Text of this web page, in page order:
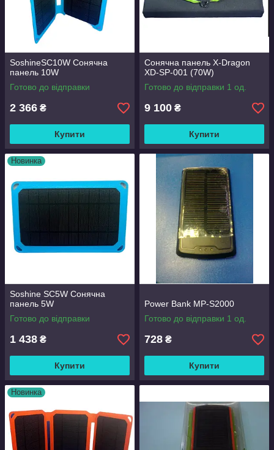
SoshineSC10W Сонячна
панель 10W
Готово до відправки
2 366 ₴
Купити
Сонячна панель X-Dragon
XD-SP-001 (70W)
Готово до відправки 1 од.
9 100 ₴
Купити
Новинка
Soshine SC5W Сонячна
панель 5W
Готово до відправки
1 438 ₴
Купити
Power Bank MP-S2000
Готово до відправки 1 од.
728 ₴
Купити
Новинка